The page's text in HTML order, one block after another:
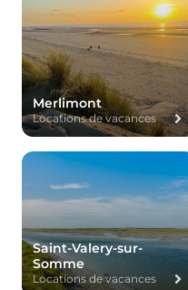
Merlimont
Locations de vacances
Saint-Valery-sur-
Somme
Locations de vacances